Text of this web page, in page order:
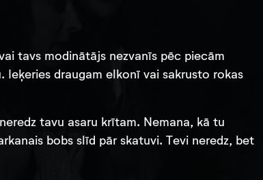
tavs modinātājs nezvanīs pēc piecām
draugam elkonī vai sakrusto rokas
tavu asaru krītam. Nemana, kā tu
bobs slīd pār skatuvi. Tevi neredz, bet